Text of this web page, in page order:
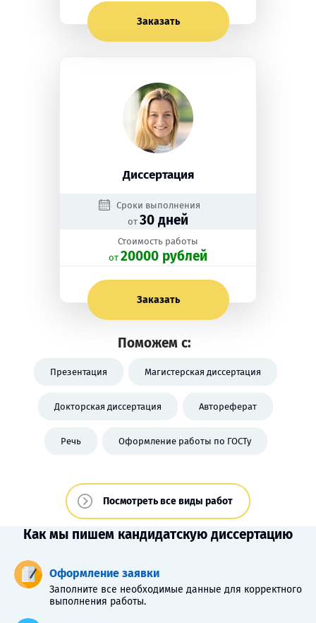
Заказать
Диссертация
Сроки выполнения
от 30 дней
Стоимость работы
oт 20000 рублей
Заказать
Поможем с:
Презентация Магистерская диссертация
Докторская диссертация Автореферат
Речь Оформление работы по ГОСТу
Посмотреть все виды работ
Как мы пишем кандидатскую диссертацию
Оформление заявки
Заполните все необходимые данные для корректного
выполнения работы.